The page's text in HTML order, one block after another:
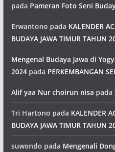
pada Pameran Foto Seni
Erwantono pada KALENDER
BUDAYA JAWA TIMUR TAHUN
Mengenal Budaya Jawa di
2024pada PERKEMBANGAN
Alif yaa Nur choirun nisa pada
Tri Hartono pada KALENDER
BUDAYA JAWA TIMUR TAHUN
suwondo pada Mengenali